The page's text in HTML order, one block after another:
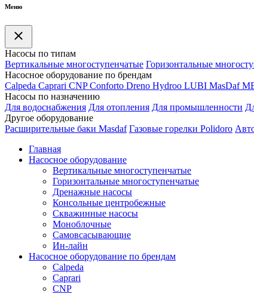
Меню
Насосы по типам
Вертикальные многоступенчатые Горизонтальные
Насосное оборудование по брендам
Calpeda Caprari CNP Conforto Dreno Hydroo LUBI MasDaf
Насосы по назначению
Для водоснабжения Для отопления Для промышленности
Другое оборудование
Расширительные баки Masdaf Газовые горелки Polidoro
Главная
Насосное оборудование
Вертикальные многоступенчатые
Горизонтальные многоступенчатые
Дренажные насосы
Консольные центробежные
Скважинные насосы
Моноблочные
Самовсасывающие
Ин-лайн
Насосное оборудование по брендам
Calpeda
Caprari
CNP